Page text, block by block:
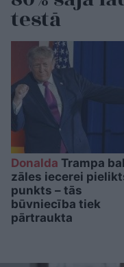
testā
Donalda Trampa
zāles iecerei
punkts – tās
būvniecība tiek
pārtraukta